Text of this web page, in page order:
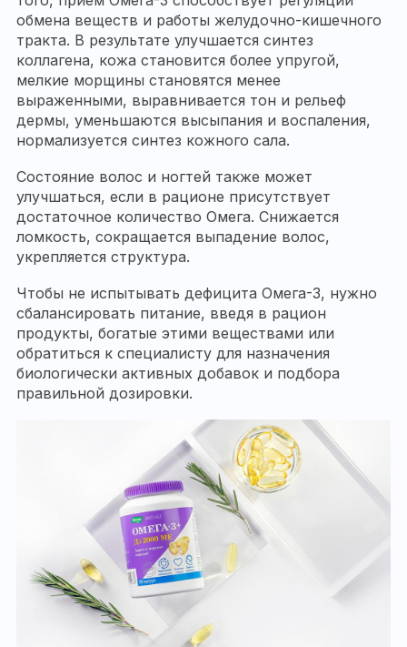
обмена веществ и работы желудочно-кишечного
тракта. В результате улучшается синтез
коллагена, кожа становится более упругой,
мелкие морщины становятся менее
выраженными, выравнивается тон и рельеф
дермы, уменьшаются высыпания и воспаления,
нормализуется синтез кожного сала.
Состояние волос и ногтей также может
улучшаться, если в рационе присутствует
достаточное количество Омега. Снижается
ломкость, сокращается выпадение волос,
укрепляется структура.
Чтобы не испытывать дефицита Омега-3, нужно
сбалансировать питание, введя в рацион
продукты, богатые этими веществами или
обратиться к специалисту для назначения
биологически активных добавок и подбора
правильной дозировки.